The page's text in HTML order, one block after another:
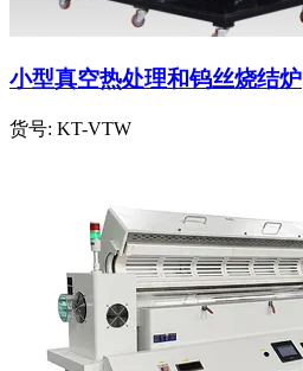
小型真空热处理和钨丝烧结炉
货号: KT-VTW